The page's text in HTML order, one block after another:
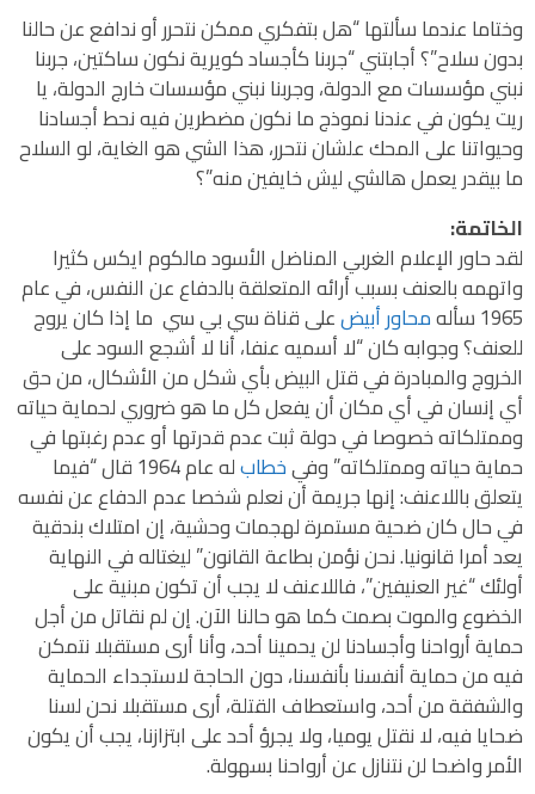
وختاما عندما سألتها “هل بتفكري ممكن نتحرر أو ندافع عن حالنا
بدون سلاح”؟ أجابتني “جربنا كأجساد كويرية نكون ساكتين، جربنا
نبني مؤسسات مع الدولة، وجربنا نبني مؤسسات خارج الدولة، يا
ريت يكون في عندنا نموذج ما نكون مضطرين فيه نحط أجسادنا
وحيواتنا على المحك علشان نتحرر، هذا الشي هو الغاية، لو السلاح
ما بيقدر يعمل هالشي ليش خايفين منه”؟
الخاتمة:
لقد حاور الإعلام الغربي المناضل الأسود مالكوم ايكس كثيرا
واتهمه بالعنف بسبب أرائه المتعلقة بالدفاع عن النفس، في عام
1965 سأله محاور أبيضعلى قناة سي بي سي ما إذا كان يروج
للعنف؟ وجوابه كان “لا أسميه عنفا، أنا لا أشجع السود على
الخروج والمبادرة في قتل البيض بأي شكل من الأشكال، من حق
أي إنسان في أي مكان أن يفعل كل ما هو ضروري لحماية حياته
وممتلكاته خصوصا في دولة ثبت عدم قدرتها أو عدم رغبتها في
حماية حياته وممتلكاته” وفيخطاب له عام 1964 قال “فيما
يتعلق باللاعنف: إنها جريمة أن نعلم شخصا عدم الدفاع عن نفسه
في حال كان ضحية مستمرة لهجمات وحشية، إن امتلاك بندقية
يعد أمرا قانونيا. نحن نؤمن بطاعة القانون” ليغتاله في النهاية
أولئك “غير العنيفين”، فاللاعنف لا يجب أن تكون مبنية على
الخضوع والموت بصمت كما هو حالنا الآن. إن لم نقاتل من أجل
حماية أرواحنا وأجسادنا لن يحمينا أحد، وأنا أرى مستقبلا نتمكن
فيه من حماية أنفسنا بأنفسنا، دون الحاجة لاستجداء الحماية
والشفقة من أحد، واستعطاف القتلة، أرى مستقبلا نحن لسنا
ضحايا فيه، لا نقتل يوميا، ولا يجرؤ أحد على ابتزازنا، يجب أن يكون
الأمر واضحا لن نتنازل عن أرواحنا بسهولة.